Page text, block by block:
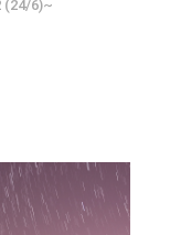
(24/6)~